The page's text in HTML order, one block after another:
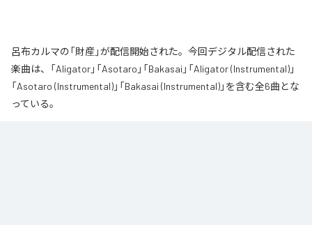
呂布カルマの「財産」が配信開始された。今回デジタル配信された
楽曲は、「Aligator」「Asotaro」「Bakasai」「Aligator (Instrumental)」
「Asotaro (Instrumental)」「Bakasai (Instrumental)」を含む全6曲とな
っている。